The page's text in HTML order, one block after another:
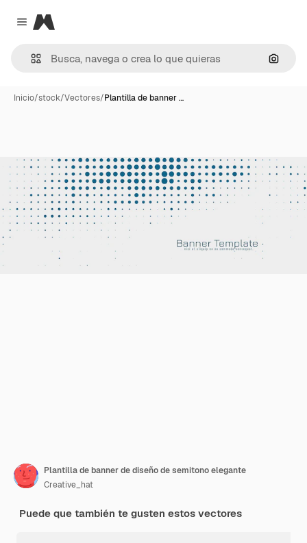
Close menu
Magnific
Inicio/stock/Vectores/Plantilla de banner …
Plantilla de banner de diseño de semitono elegante
Creative_hat
Puede que también te gusten estos vectores